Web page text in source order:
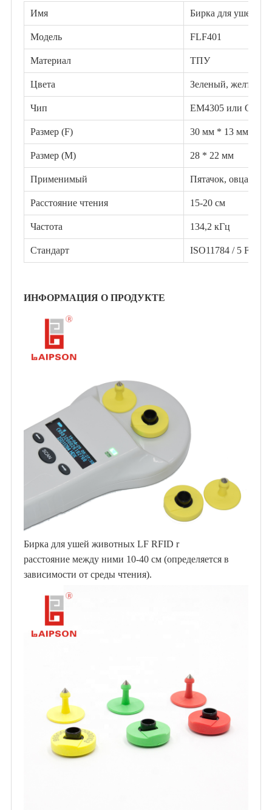
Имя Бирка для ушей
Модель FLF401
Материал ТПУ
Цвета Зеленый, желтый
Чип EM4305 или OEM
Размер (F) 30 мм * 13 мм
Размер (M) 28 * 22 мм
Применимый Пятачок, овца,
Расстояние чтения 15-20 см
Частота 134,2 кГц
Стандарт ISO11784 / 5 FDX
ИНФОРМАЦИЯ О ПРОДУКТЕ
Бирка для ушей животных LF RFID r
расстояние между ними 10-40 см (определяется в
зависимости от среды чтения).